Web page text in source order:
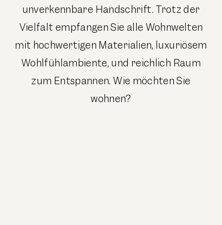
unverkennbare Handschrift. Trotz der
Vielfalt empfangen Sie alle Wohnwelten
mit hochwertigen Materialien, luxuriösem
Wohlfühlambiente, und reichlich Raum
zum Entspannen. Wie möchten Sie
wohnen?